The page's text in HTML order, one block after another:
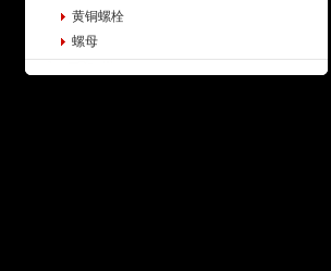
黄铜螺栓
螺母